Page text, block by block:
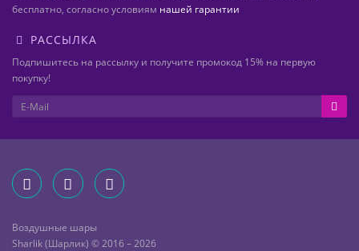
бесплатно, согласно условиям нашей гарантии
РАССЫЛКА
Подпишитесь на рассылку и получите промокод 15% на первую
покупку!
Воздушные шары
Sharlik (Шарлик) © 2016 – 2026